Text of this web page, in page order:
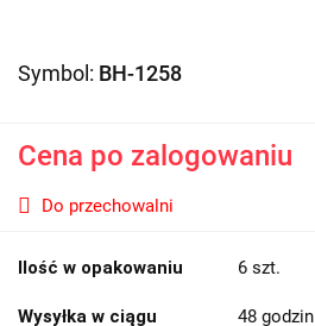
Symbol: BH-1258
Cena po zalogowaniu
Do przechowalni
Ilość w opakowaniu 6 szt.
Wysyłka w ciągu 48 godzin